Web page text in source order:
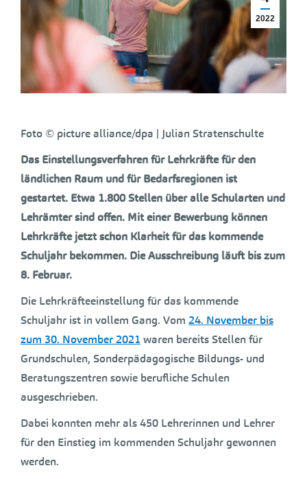
2022
Foto © picture alliance/dpa | Julian Stratenschulte
Das Einstellungsverfahren für Lehrkräfte für den
ländlichen Raum und für Bedarfsregionen ist
gestartet. Etwa 1.800 Stellen über alle Schularten und
Lehrämter sind offen. Mit einer Bewerbung können
Lehrkräfte jetzt schon Klarheit für das kommende
Schuljahr bekommen. Die Ausschreibung läuft bis zum
8. Februar.
Die Lehrkräfteeinstellung für das kommende
Schuljahr ist in vollem Gang. Vom 24. November bis
zum 30. November 2021 waren bereits Stellen für
Grundschulen, Sonderpädagogische Bildungs- und
Beratungszentren sowie berufliche Schulen
ausgeschrieben.
Dabei konnten mehr als 450 Lehrerinnen und Lehrer
für den Einstieg im kommenden Schuljahr gewonnen
werden.